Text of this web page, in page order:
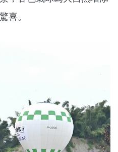
喜。